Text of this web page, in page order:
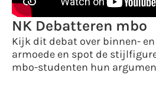
NK Debatteren mbo
Kijk dit debat over binnen-
armoede en spot de
mbo-studenten hun